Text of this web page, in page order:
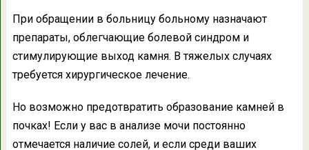
При обращении в больницу больному назначают
препараты, облегчающие болевой синдром и
стимулирующие выход камня. В тяжелых случаях
требуется хирургическое лечение.
Но возможно предотвратить образование камней в
почках! Если у вас в анализе мочи постоянно
отмечается наличие солей, и если среди ваших